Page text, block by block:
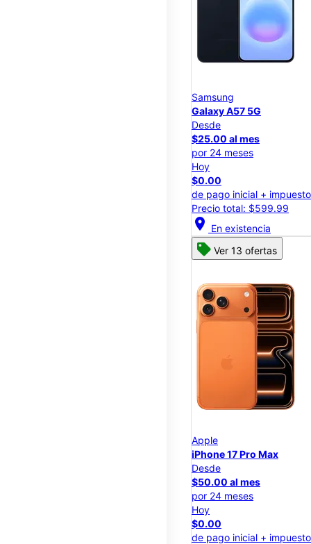
Samsung
Galaxy A57 5G
Desde
$25.00 al mes
por 24 meses
Hoy
$0.00
de pago inicial +
Precio total: $599.99
location_on En existencia
Ver 13 ofertas
Apple
iPhone 17 Pro Max
Desde
$50.00 al mes
por 24 meses
Hoy
$0.00
de pago inicial +